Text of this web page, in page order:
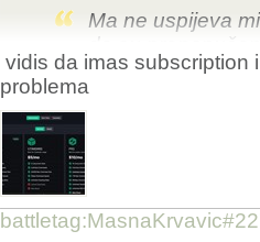
Ma ne uspijeva
da su
Ja sam se upravo
Srećom RD mi vrijedi
produžio.
Torbox se mora svaki
za više mjeseci?
vidis da imas subscription
problema